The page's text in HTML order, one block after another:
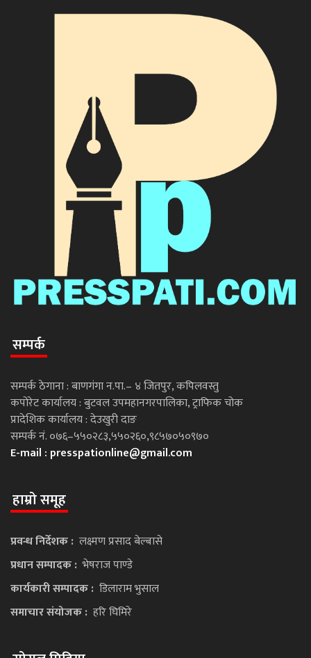
सम्पर्क
सम्पर्क ठेगाना : बाणगंगा न.पा.– ४ जितपुर, कपिलवस्तु
कपोरेट कार्यालय : बुटवल उपमहानगरपालिका, ट्राफिक चोक
प्रादेशिक कार्यालय : देउखुरी दाङ
सम्पर्क नं. ०७६–५५०२८३,५५०२६०,९८५७०५०९७०
E-mail : presspationline@gmail.com
हाम्रो समूह
प्रवन्ध निर्देशक : लक्ष्मण प्रसाद बेल्बासे
प्रधान सम्पादक : भेषराज पाण्डे
कार्यकारी सम्पादक : डिलाराम भुसाल
समाचार संयोजक : हरि घिमिरे